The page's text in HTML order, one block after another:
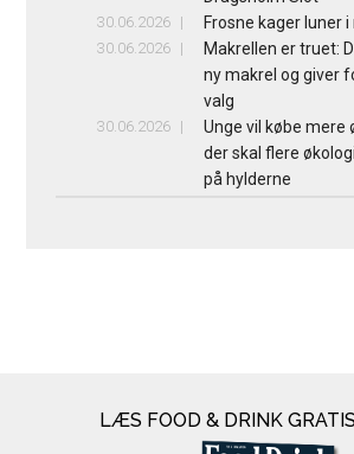
30.06.2026 Frosne kager luner
30.06.2026
Makrellen er truet:
ny makrel og giver
valg
30.06.2026
Unge vil købe mere
der skal flere
på hylderne
LÆS FOOD & DRINK